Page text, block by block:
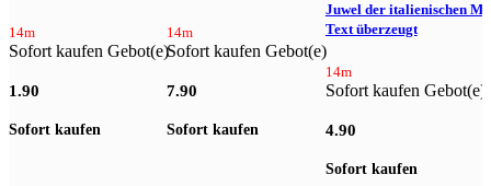
14m
Sofort kaufen Gebot(e)
1.90
Sofort kaufen
14m
Sofort kaufen Gebot(e)
7.90
Sofort kaufen
Juwel der italienischen
Text überzeugt
14m
Sofort kaufen Gebot(e)
4.90
Sofort kaufen